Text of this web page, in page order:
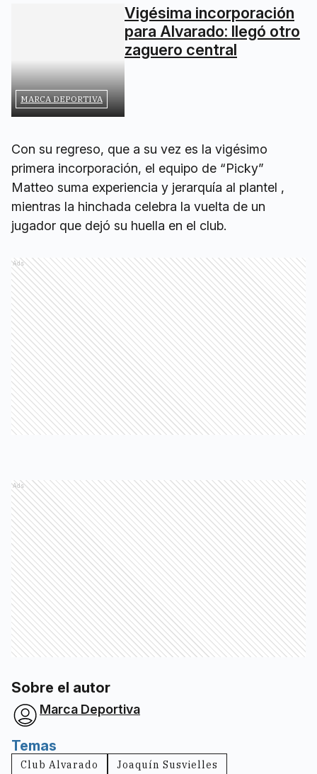
MARCA DEPORTIVA
Vigésima incorporación
para Alvarado: llegó otro
zaguero central
Con su regreso, que a su vez es la vigésimo
primera incorporación, el equipo de “Picky”
Matteo suma experiencia y jerarquía al plantel ,
mientras la hinchada celebra la vuelta de un
jugador que dejó su huella en el club.
Ads
Ads
Sobre el autor
Marca Deportiva
Temas
Club Alvarado Joaquín Susvielles